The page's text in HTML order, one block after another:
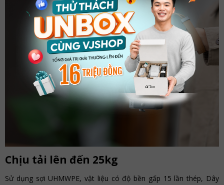
Chịu tải lên đến 25kg
Sử dụng sợi UHMWPE, vật liệu có độ bền gấp 15 lần thép, Dây